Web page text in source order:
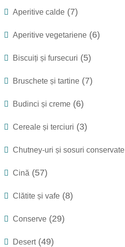
Aperitive calde (7)
Aperitive vegetariene (6)
Biscuiți și fursecuri (5)
Bruschete și tartine (7)
Budinci și creme (6)
Cereale și terciuri (3)
Chutney-uri și sosuri conservate
Cină (57)
Clătite și vafe (8)
Conserve (29)
Desert(49)